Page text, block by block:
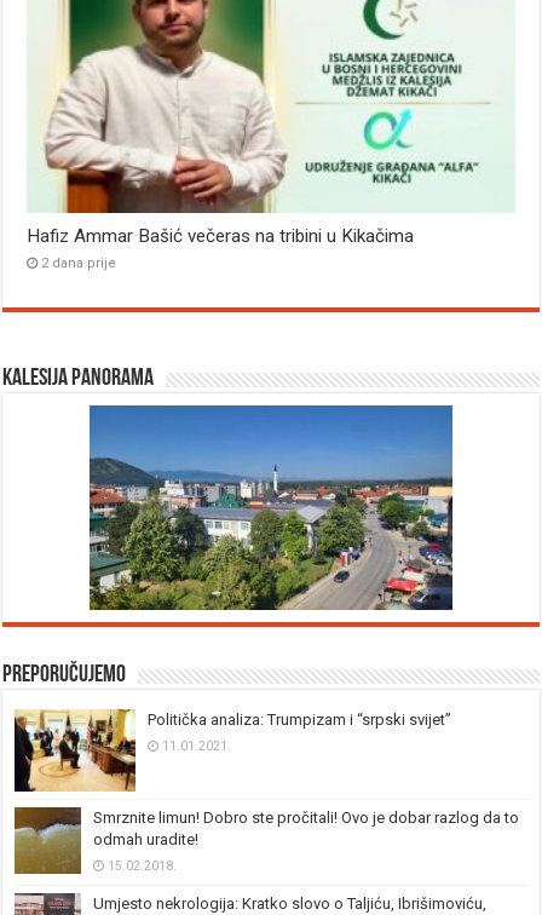
Hafiz Ammar Bašić večeras na tribini u Kikačima
2 dana prije
Kalesija panorama
Preporučujemo
Politička analiza: Trumpizam i “srpski svijet”
11.01.2021.
Smrznite limun! Dobro ste pročitali! Ovo je dobar razlog da to
odmah uradite!
15.02.2018.
Umjesto nekrologija: Kratko slovo o Taljiću, Ibrišimoviću,